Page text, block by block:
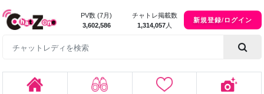
PV数 (7月)
3,602,586
チャトレ掲載数
1,314,057 人
新規登録/ログイン